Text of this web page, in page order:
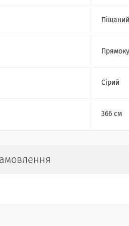
Піщаний
Сірий
366 см